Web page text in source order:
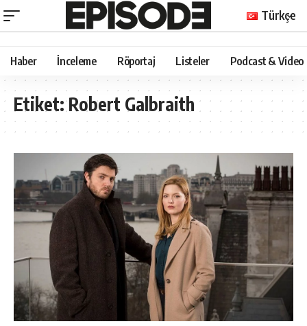
Türkçe
Haber İnceleme Röportaj Listeler Podcast & Video
Etiket:Robert Galbraith